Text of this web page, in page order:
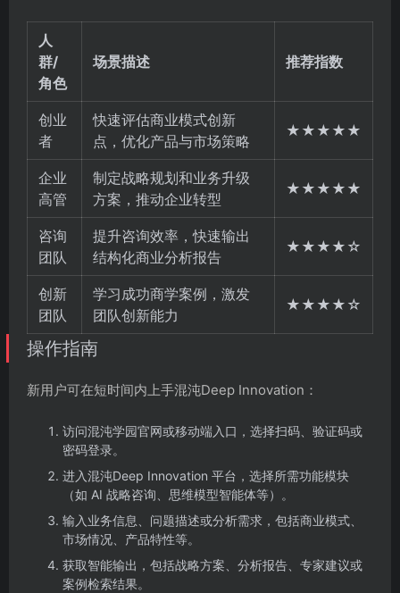
人
群/
角色
场景描述 推荐指数
创业
者
快速评估商业模式创新
点，优化产品与市场策略
★★★★★
企业
高管
制定战略规划和业务升级
方案，推动企业转型
★★★★★
咨询
团队
提升咨询效率，快速输出
结构化商业分析报告
★★★★☆
创新
团队
学习成功商学案例，激发
团队创新能力
★★★★☆
操作指南
新用户可在短时间内上手混沌Deep Innovation：
访问混沌学园官网或移动端入口，选择扫码、验证码或
密码登录。
进入混沌Deep Innovation 平台，选择所需功能模块
（如 AI 战略咨询、思维模型智能体等）。
输入业务信息、问题描述或分析需求，包括商业模式、
市场情况、产品特性等。
获取智能输出，包括战略方案、分析报告、专家建议或
案例检索结果。